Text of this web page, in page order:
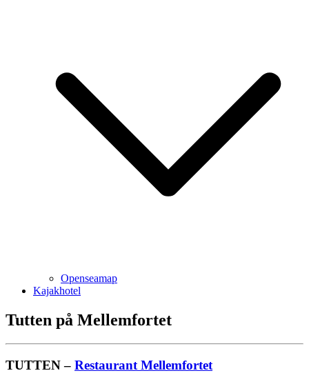
Openseamap
Kajakhotel
Tutten på Mellemfortet
TUTTEN – Restaurant Mellemfortet